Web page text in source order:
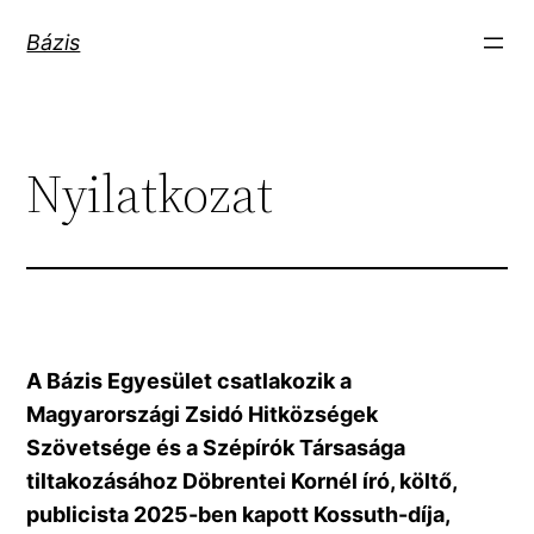
Bázis
Nyilatkozat
A Bázis Egyesület csatlakozik a
Magyarországi Zsidó Hitközségek
Szövetsége és a Szépírók Társasága
tiltakozásához Döbrentei Kornél író, költő,
publicista 2025-ben kapott Kossuth-díja,